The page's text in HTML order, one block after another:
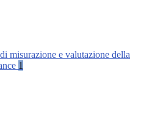
misurazione e valutazione della
1